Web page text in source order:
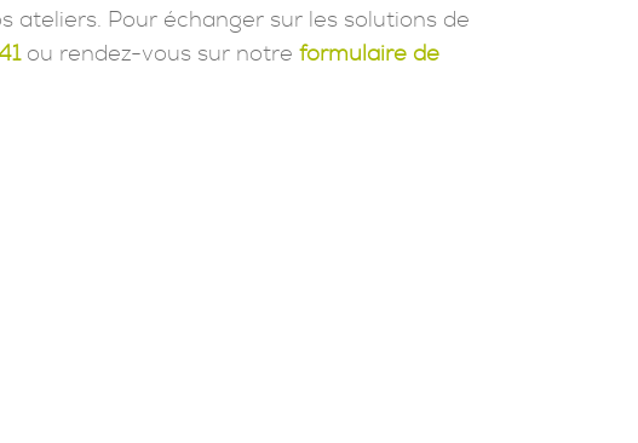
ateliers. Pour échanger sur les solutions de
ou rendez-vous sur notre formulaire de